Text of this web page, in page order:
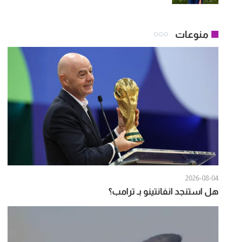
منوعات
2026-08-04
هل استنجد انفانتينو بـ ترامب؟